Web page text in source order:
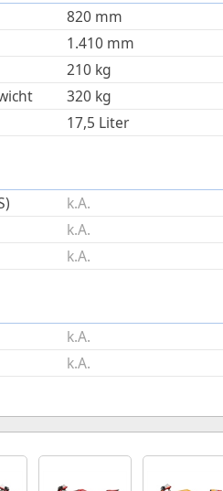
820 mm
1.410 mm
210 kg
320 kg
17,5 Liter
k.A.
k.A.
k.A.
k.A.
k.A.